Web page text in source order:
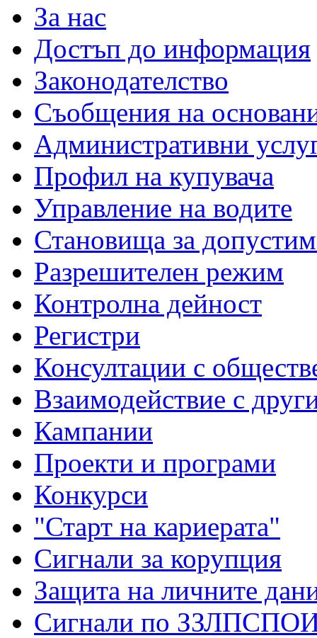
За нас
Достъп до информация
Законодателство
Съобщения на
Административни
Профил на купувача
Управление на водите
Становища за
Разрешителен режим
Контролна дейност
Регистри
Консултации с
Взаимодействие с
Кампании
Проекти и програми
Конкурси
"Старт на кариерата"
Сигнали за корупция
Защита на личните
Сигнали по